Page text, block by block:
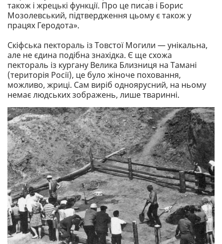
також і жрецькі функції. Про це писав і Борис
Мозолевський, підтвердження цьому є також у
працях Геродота».
Скіфська пектораль iз Товстої Могили — унікальна,
але не єдина подібна знахідка. Є ще схожа
пектораль iз кургану Велика Близниця на Тамані
(територія Росії), це було жіноче поховання,
можливо, жриці. Сам виріб одноярусний, на ньому
немає людських зображень, лише тваринні.